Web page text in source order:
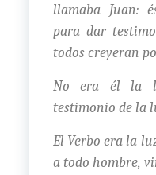
llamaba Juan:
para dar
todos creyeran
No era él la
testimonio de la
El Verbo era la
a todo hombre,